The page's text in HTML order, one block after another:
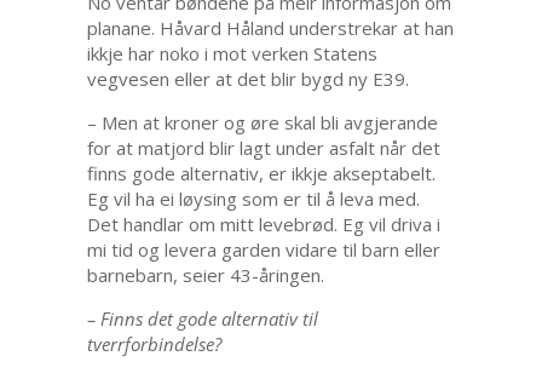
planane. Håvard Håland understrekar at han
ikkje har noko i mot verken Statens
vegvesen eller at det blir bygd ny E39.
– Men at kroner og øre skal bli avgjerande
for at matjord blir lagt under asfalt når det
finns gode alternativ, er ikkje akseptabelt.
Eg vil ha ei løysing som er til å leva med.
Det handlar om mitt levebrød. Eg vil driva i
mi tid og levera garden vidare til barn eller
barnebarn, seier 43-åringen.
– Finns det gode alternativ til
tverrforbindelse?